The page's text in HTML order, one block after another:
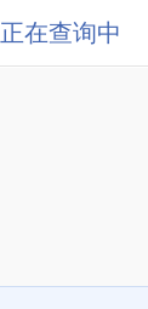
正在查询中